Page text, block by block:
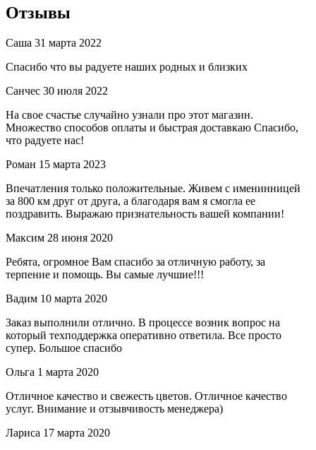
Отзывы
Саша 31 марта 2022
Спасибо что вы радуете наших родных и близких
Санчес 30 июля 2022
На свое счастье случайно узнали про этот магазин.
Множество способов оплаты и быстрая доставкаю Спасибо,
что радуете нас!
Роман 15 марта 2023
Впечатления только положительные. Живем с именинницей
за 800 км друг от друга, а благодаря вам я смогла ее
поздравить. Выражаю признательность вашей компании!
Максим 28 июня 2020
Ребята, огромное Вам спасибо за отличную работу, за
терпение и помощь. Вы самые лучшие!!!
Вадим 10 марта 2020
Заказ выполнили отлично. В процессе возник вопрос на
который техподдержка оперативно ответила. Все просто
супер. Большое спасибо
Ольга 1 марта 2020
Отличное качество и свежесть цветов. Отличное качество
услуг. Внимание и отзывчивость менеджера)
Лариса 17 марта 2020